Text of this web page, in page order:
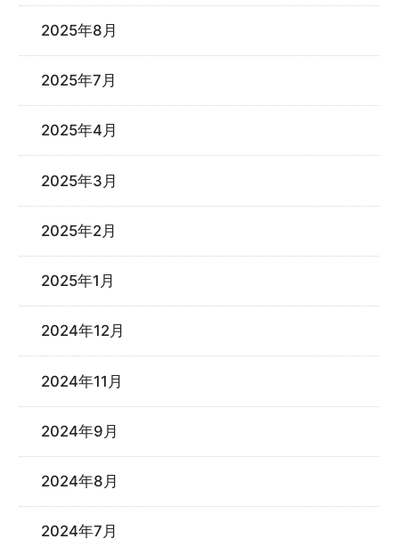
2025年8月
2025年7月
2025年4月
2025年3月
2025年2月
2025年1月
2024年12月
2024年11月
2024年9月
2024年8月
2024年7月